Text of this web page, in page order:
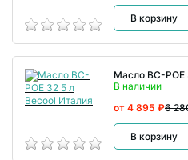
В корзину
Масло BC-POE
В наличии
6
от 4 895 ₽
В корзину